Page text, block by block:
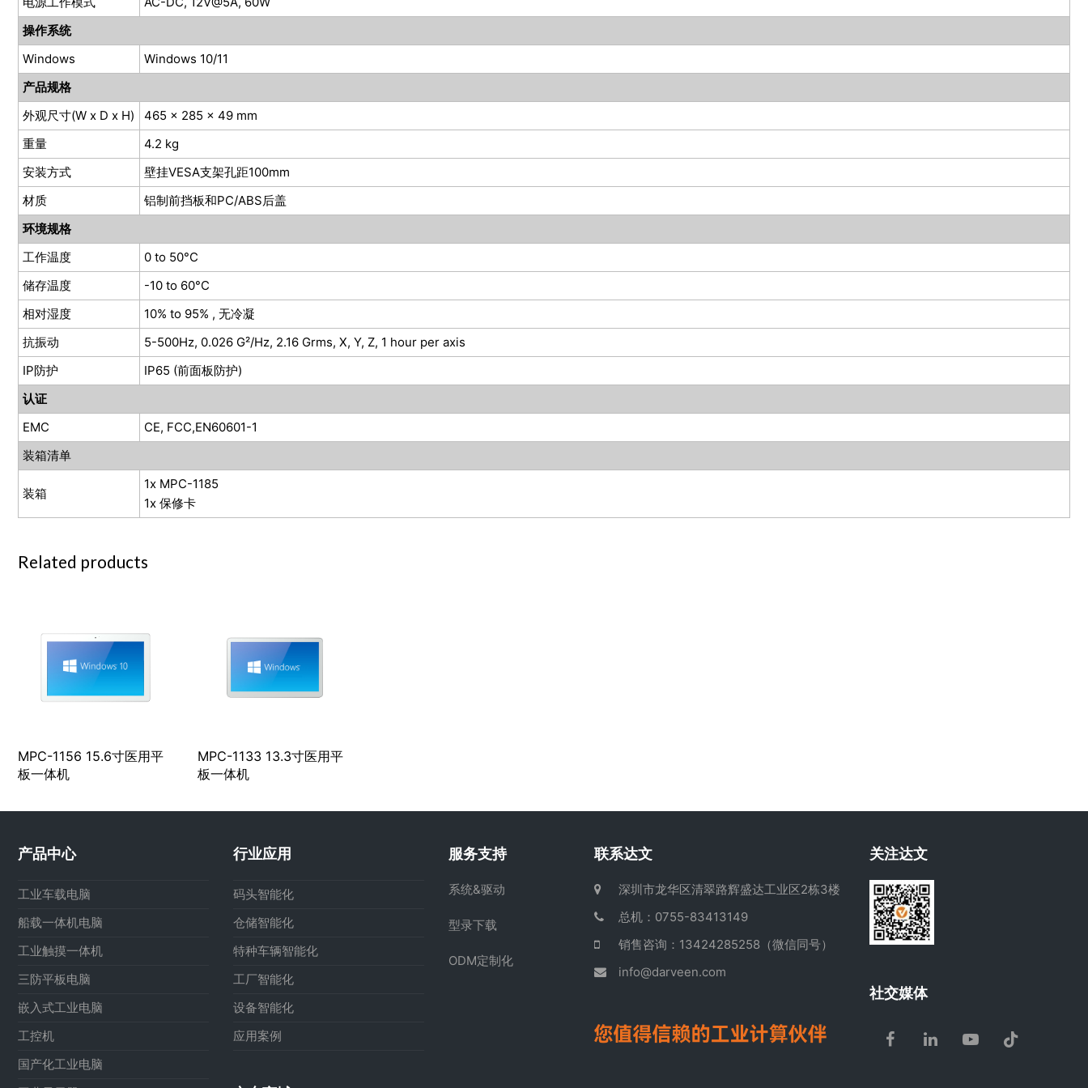
操作系统
Windows
Windows 10/11
产品规格
外观尺寸(W x D x H)
465 x 285 x 49 mm
重量
4.2 kg
安装方式
壁挂VESA支架孔距100mm
材质
铝制前挡板和PC/ABS后盖
环境规格
工作温度
0 to 50°C
储存温度
-10 to 60°C
相对湿度
10% to 95% , 无冷凝
抗振动
5-500Hz, 0.026 G²/Hz, 2.16 Grms, X, Y, Z, 1 hour per axis
IP防护
IP65 (前面板防护)
认证
EMC
CE, FCC,EN60601-1
装箱清单
装箱
1x MPC-1185
1x 保修卡
Related products
MPC-1156 15.6寸医用平
板一体机
MPC-1133 13.3寸医用平
板一体机
产品中心
工业车载电脑
船载一体机电脑
工业触摸一体机
三防平板电脑
嵌入式工业电脑
工控机
国产化工业电脑
行业应用
码头智能化
仓储智能化
特种车辆智能化
工厂智能化
设备智能化
应用案例
服务支持
系统&驱动
型录下载
ODM定制化
联系达文
深圳市龙华区清翠路辉盛达工业区2栋3楼
总机：0755-83413149
销售咨询：13424285258（微信同号）
info@darveen.com
关注达文
社交媒体
Facebook
LinkedInYoutubeTiktok